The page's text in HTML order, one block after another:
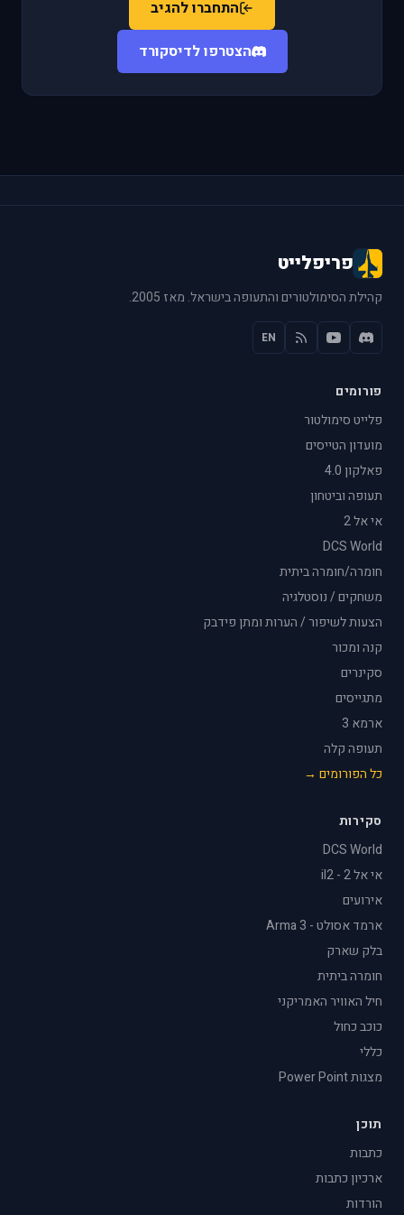
התחברו להגיב
הצטרפו לדיסקורד
פריפלייט
קהילת הסימולטורים והתעופה בישראל. מאז 2005.
EN
פורומים
פלייט סימולטור
מועדון הטייסים
פאלקון 4.0
תעופה וביטחון
אי אל 2
DCS World
חומרה/חומרה ביתית
משחקים / נוסטלגיה
הצעות לשיפור / הערות ומתן פידבק
קנה ומכור
סקינרים
מתגייסים
ארמא 3
תעופה קלה
כל הפורומים →
סקירות
DCS World
אי אל 2 - il2
אירועים
ארמד אסולט - Arma 3
בלק שארק
חומרה ביתית
חיל האוויר האמריקני
כוכב כחול
כללי
מצגות Power Point
תוכן
כתבות
ארכיון כתבות
הורדות